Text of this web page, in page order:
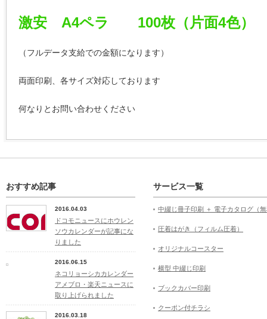
激安 A4ペラ 100枚（片面4色
（フルデータ支給での金額になります）
両面印刷、各サイズ対応しております
何なりとお問い合わせください
おすすめ記事
2016.04.03
ドコモニュースにホウレン
ソウカレンダーが記事にな
りました
2016.06.15
ネコリョーシカカレンダー
アメブロ・楽天ニュースに
取り上げられました
2016.03.18
サービス一覧
中綴じ冊子印刷 ＋ 電子カタログ（
圧着はがき（フィルム圧着）
オリジナルコースター
横型 中綴じ印刷
ブックカバー印刷
クーポン付チラシ